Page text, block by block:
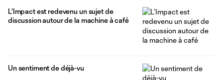
L’Impact est redevenu un sujet de
discussion autour de la machine à café
Un sentiment de déjà-vu